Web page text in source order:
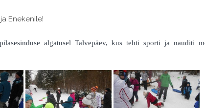
Enekenile!
algatusel Talvepäev, kus tehti sporti ja nauditi